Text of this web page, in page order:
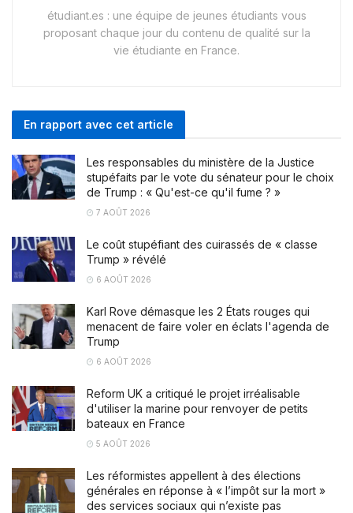
étudiant.es : une équipe de jeunes étudiants vous
proposant chaque jour du contenu de qualité sur la
vie étudiante en France.
En rapport avec cet article
Les responsables du ministère de la Justice
stupéfaits par le vote du sénateur pour le choix
de Trump : « Qu'est-ce qu'il fume ? »
7 AOÛT 2026
Le coût stupéfiant des cuirassés de « classe
Trump » révélé
6 AOÛT 2026
Karl Rove démasque les 2 États rouges qui
menacent de faire voler en éclats l'agenda de
Trump
6 AOÛT 2026
Reform UK a critiqué le projet irréalisable
d'utiliser la marine pour renvoyer de petits
bateaux en France
5 AOÛT 2026
Les réformistes appellent à des élections
générales en réponse à « l’impôt sur la mort »
des services sociaux qui n’existe pas